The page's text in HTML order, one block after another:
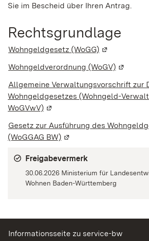
Sie im Bescheid über Ihren Antrag.
Rechtsgrundlage
Wohngeldgesetz (WoGG) (Wird in
Wohngeldverordnung (WoGV) (Wird in
Allgemeine Verwaltungsvorschrift zur
Wohngeldgesetzes (Wohngeld-
WoGVwV) (Wird in einem neuen
Gesetz zur Ausführung des
(WoGGAG BW) (Wird in einem neuen
Freigabevermerk
30.06.2026 Ministerium für
Wohnen Baden-Württemberg
Informationsseite zu service-bw